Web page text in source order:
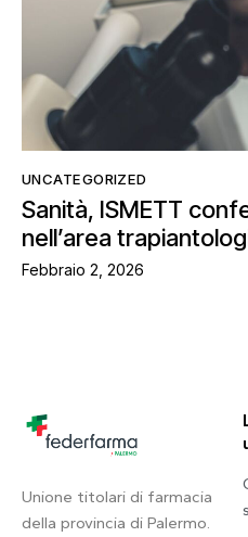
UNCATEGORIZED
Sanità, ISMETT
nell’area
Febbraio 2, 2026
Unione titolari di farmacia
della provincia di Palermo.